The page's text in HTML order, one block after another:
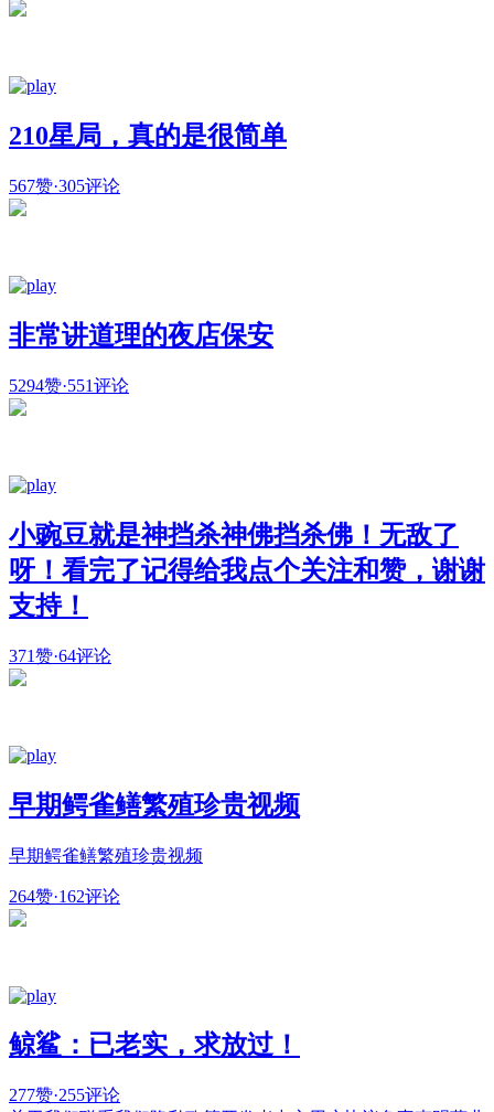
210星局，真的是很简单
567赞·305评论
非常讲道理的夜店保安
5294赞·551评论
小豌豆就是神挡杀神佛挡杀佛！无敌了
呀！看完了记得给我点个关注和赞，谢谢
支持！
371赞·64评论
早期鳄雀鳝繁殖珍贵视频
早期鳄雀鳝繁殖珍贵视频
264赞·162评论
鲸鲨：已老实，求放过！
277赞·255评论